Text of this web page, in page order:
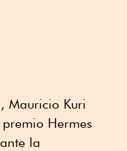
Mauricio Kuri
Hermes
la